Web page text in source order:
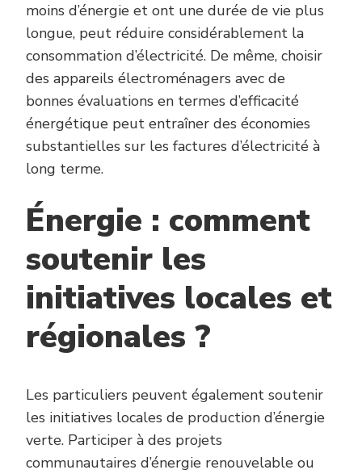
moins d’énergie et ont une durée de vie plus
longue, peut réduire considérablement la
consommation d’électricité. De même, choisir
des appareils électroménagers avec de
bonnes évaluations en termes d’efficacité
énergétique peut entraîner des économies
substantielles sur les factures d’électricité à
long terme.
Énergie : comment
soutenir les
initiatives locales et
régionales ?
Les particuliers peuvent également soutenir
les initiatives locales de production d’énergie
verte. Participer à des projets
communautaires d’énergie renouvelable ou